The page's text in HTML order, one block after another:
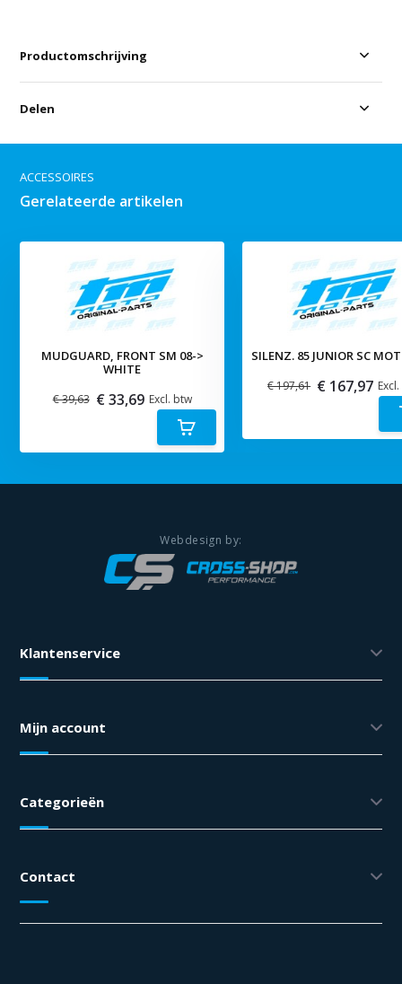
Productomschrijving
Delen
ACCESSOIRES
Gerelateerde artikelen
MUDGUARD, FRONT SM 08->
WHITE
€ 39,63 € 33,69 Excl. btw
SILENZ. 85 JUNIOR SC
€ 197,61 € 167,97
Klantenservice
Mijn account
Categorieën
Contact